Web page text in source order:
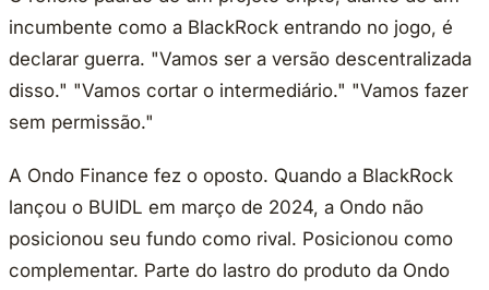
incumbente como a BlackRock entrando no jogo, é
declarar guerra. "Vamos ser a versão descentralizada
disso." "Vamos cortar o intermediário." "Vamos fazer
sem permissão."
A Ondo Finance fez o oposto. Quando a BlackRock
lançou o BUIDL em março de 2024, a Ondo não
posicionou seu fundo como rival. Posicionou como
complementar. Parte do lastro do produto da Ondo